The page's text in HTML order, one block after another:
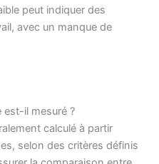
peut indiquer des
avec un manque de
est-il mesuré ?
calculé à partir
selon des critères définis